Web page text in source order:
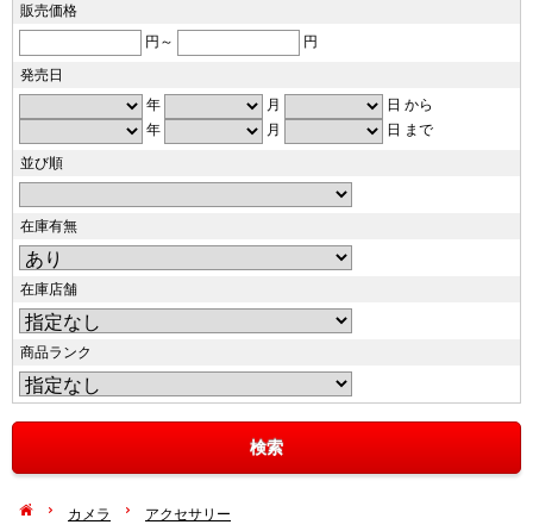
販売価格
円～
円
発売日
年
月
日 から
年
月
日 まで
並び順
在庫有無
在庫店舗
商品ランク
カメラ アクセサリー